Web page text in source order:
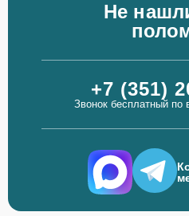
Не
+7 (351)
Звонок бесплатный по